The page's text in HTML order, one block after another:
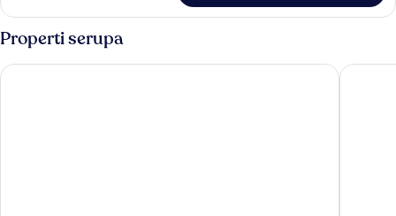
Kamar
Properti serupa
Maya Ubud Resort and Spa Alaya